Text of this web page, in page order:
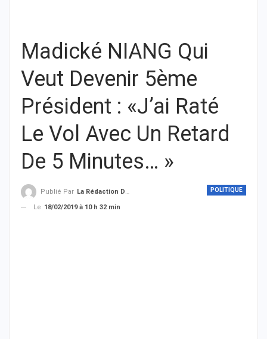
Madické NIANG Qui
Veut Devenir 5ème
Président : «J’ai Raté
Le Vol Avec Un Retard
De 5 Minutes… »
POLITIQUE
Publié Par La Rédaction De THIEYSENEGAL.com
Le 18/02/2019 à 10 h 32 min